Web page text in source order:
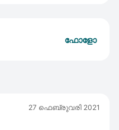
ഫോളോ
27 ഫെബ്രുവരി 2021